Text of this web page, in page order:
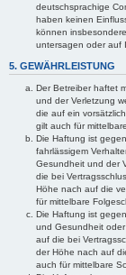
deutschsprachige
haben keinen
können
untersagen oder auf
5. GEWÄHRLEISTUNG
Der Betreiber haftet
und der Verletzung
die auf ein
gilt auch für
Die Haftung ist
fahrlässigem
Gesundheit und der
die bei
Höhe nach auf die
für mittelbare
Die Haftung ist
und Gesundheit
auf die bei
der Höhe nach auf
auch für mittelbare